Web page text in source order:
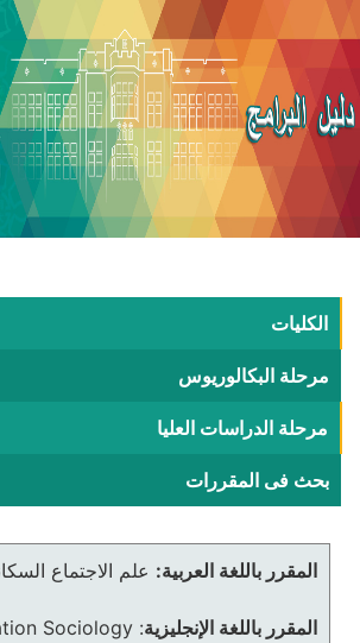
الكليات
مرحلة البكالوريوس
مرحلة الدراسات العليا
بحث فى المقررات
المقرر باللغة العربية: علم الاجتماع
المقرر باللغة الإنجليزية:
Sociology